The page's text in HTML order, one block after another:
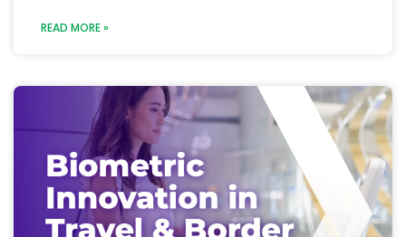
READ MORE »